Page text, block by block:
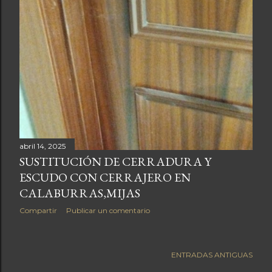
abril 14, 2025
SUSTITUCIÓN DE CERRADURA Y
ESCUDO CON CERRAJERO EN
CALABURRAS,MIJAS
Compartir Publicar un comentario
ENTRADAS ANTIGUAS